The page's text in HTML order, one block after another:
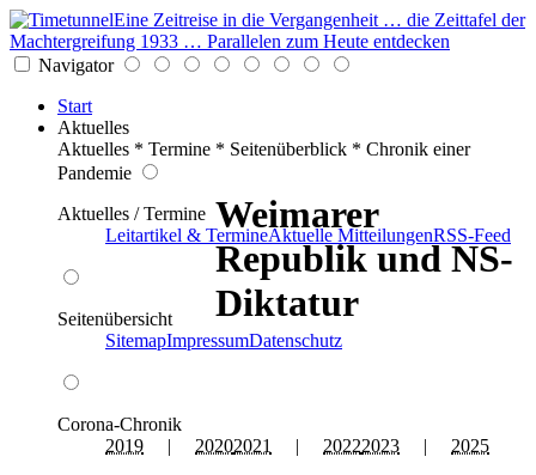
Eine Zeitreise in die Vergangenheit … die Zeittafel der
Machtergreifung 1933 … Parallelen zum Heute entdecken
Navigator
Start
Aktuelles
Aktuelles * Termine * Seitenüberblick * Chronik einer
Pandemie
Aktuelles / Termine
Leitartikel & TermineAktuelle MitteilungenRSS-Feed
Seitenübersicht
SitemapImpressumDatenschutz
Corona-Chronik
2019 | 20202021 | 20222023 | 2025
Weimarer
Republik und NS-
Diktatur